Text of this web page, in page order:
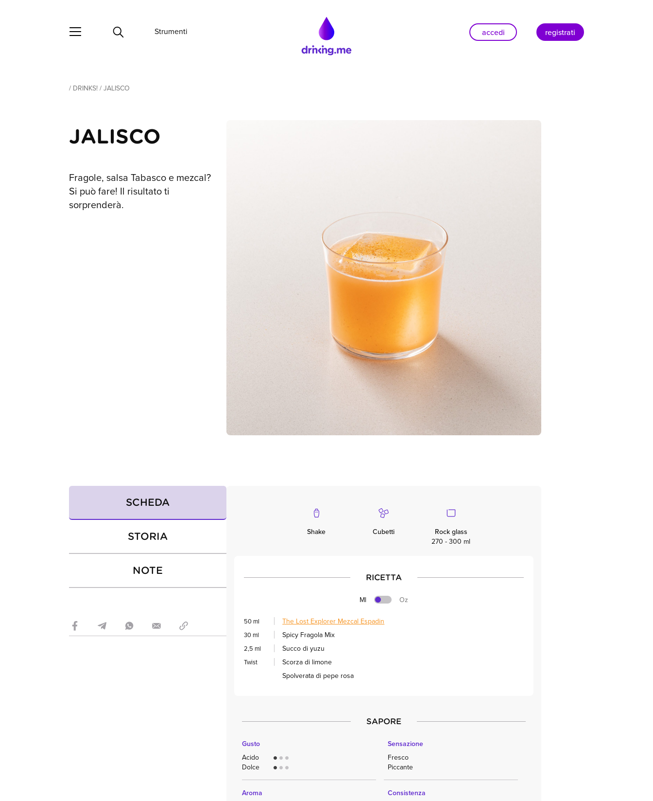
Strumenti accedi registrati
/ DRINKS! / JALISCO
JALISCO
Fragole, salsa Tabasco e mezcal?
Si può fare! Il risultato ti
sorprenderà.
SCHEDA
STORIA
NOTE
Shake Cubetti
Rock glass
270 - 300 ml
RICETTA
Ml Oz
50 ml The Lost Explorer Mezcal Espadin
30 ml Spicy Fragola Mix
2,5 ml Succo di yuzu
Twist
Scorza di limone
Spolverata di pepe rosa
SAPORE
Gusto
Acido
circle circle circle
Dolce circle circle circle
Sensazione
Fresco
Piccante
Aroma
Consistenza